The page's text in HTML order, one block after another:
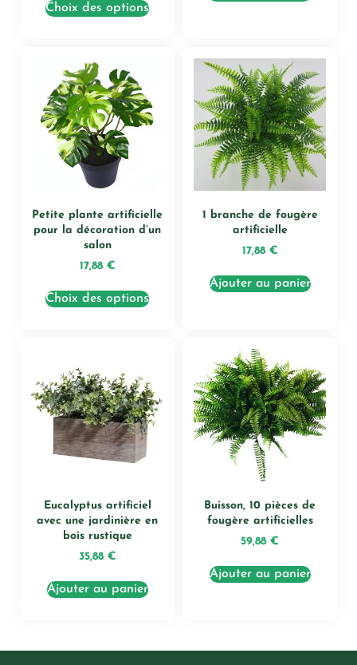
Choix des options
Petite plante artificielle
pour la décoration d’un
salon
17,88 €
Choix des options
1 branche de fougère
artificielle
17,88 €
Ajouter au panier
Eucalyptus artificiel
avec une jardinière en
bois rustique
35,88 €
Ajouter au panier
Buisson, 10 pièces de
fougère artificielles
59,88 €
Ajouter au panier